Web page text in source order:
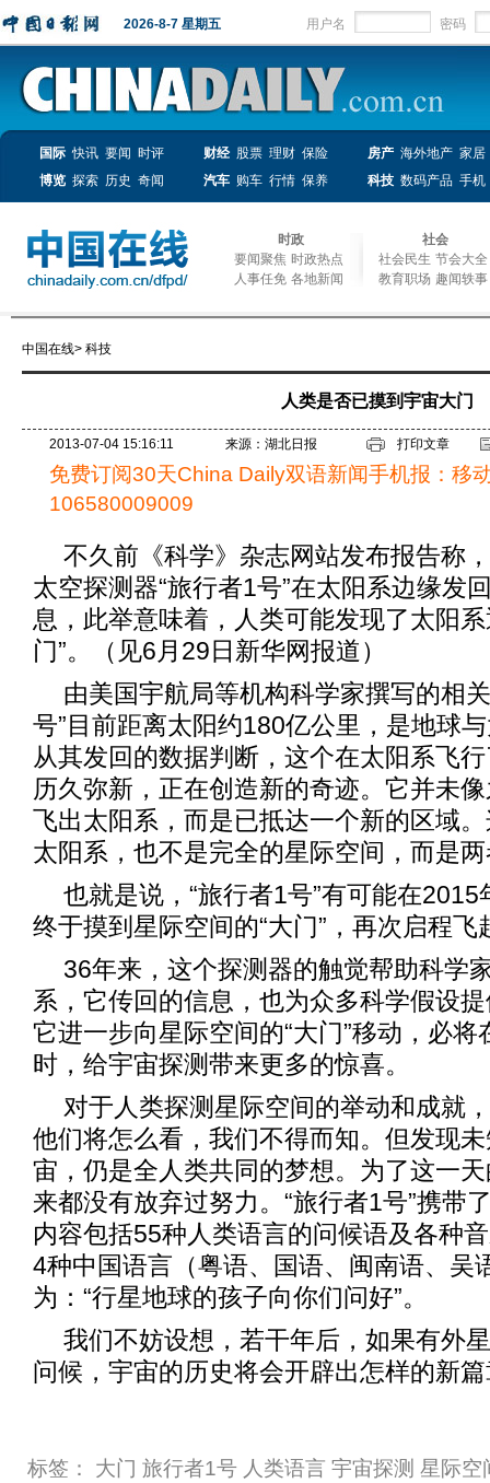
2026-8-7 星期五 用户名 密码
国际 快讯 要闻 时评 财经 股票 理财 保险 房产 海外地产 家居
博览 探索 历史 奇闻 汽车 购车 行情 保养 科技 数码产品 手机
时政
要闻聚焦 时政热点
人事任免 各地新闻
社会
社会民生 节会大全
教育职场 趣闻轶事
中国在线> 科技
人类是否已摸到宇宙大门
2013-07-04 15:16:11 来源：湖北日报 打印文章
免费订阅30天China Daily双语新闻手机报：移
106580009009
不久前《科学》杂志网站发布报告称
太空探测器“旅行者1号”在太阳系边缘发
息，此举意味着，人类可能发现了太阳
门”。（见6月29日新华网报道）
由美国宇航局等机构科学家撰写的相
号”目前距离太阳约180亿公里，是地球
从其发回的数据判断，这个在太阳系飞
历久弥新，正在创造新的奇迹。它并未
飞出太阳系，而是已抵达一个新的区域
太阳系，也不是完全的星际空间，而是
也就是说，“旅行者1号”有可能在
终于摸到星际空间的“大门”，再次启程
36年来，这个探测器的触觉帮助科学
系，它传回的信息，也为众多科学假设
它进一步向星际空间的“大门”移动，必
时，给宇宙探测带来更多的惊喜。
对于人类探测星际空间的举动和成就
他们将怎么看，我们不得而知。但发现
宙，仍是全人类共同的梦想。为了这一
来都没有放弃过努力。“旅行者1号”携带
内容包括55种人类语言的问候语及各种
4种中国语言（粤语、国语、闽南语、吴
为：“行星地球的孩子向你们问好”。
我们不妨设想，若干年后，如果有外
问候，宇宙的历史将会开辟出怎样的新
标签： 大门 旅行者1号 人类语言 宇宙探测 星际空